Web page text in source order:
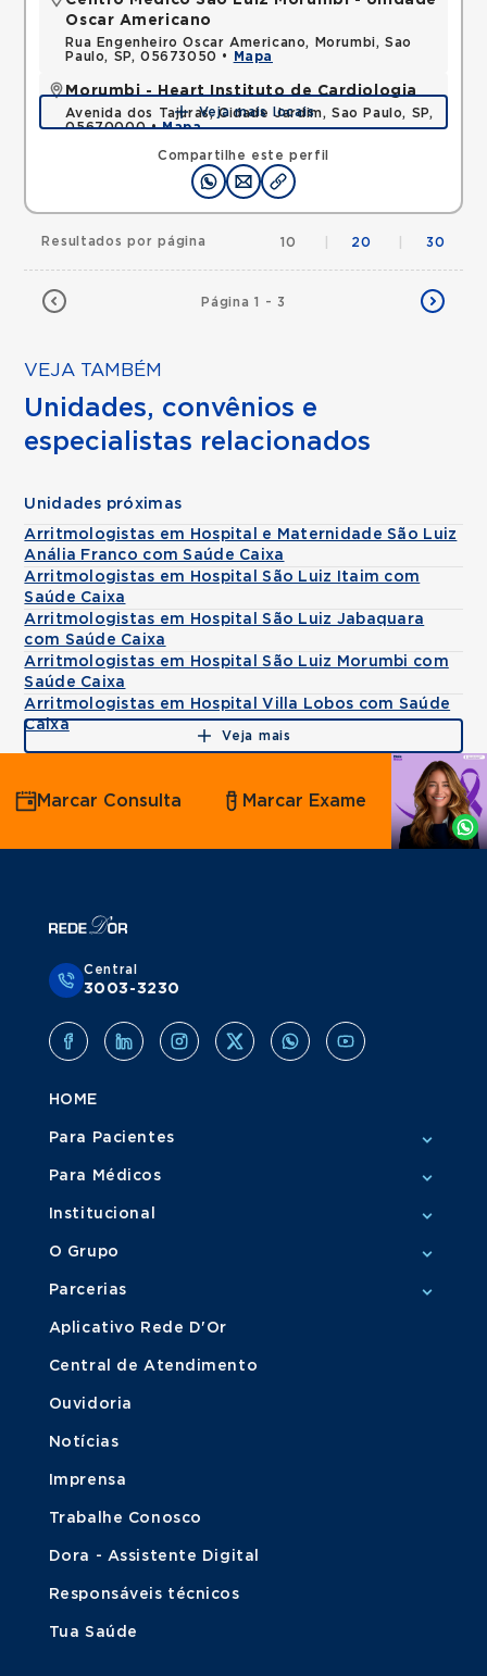
Compartilhe este perfil
Oscar Americano
Rua Engenheiro Oscar Americano, Morumbi, Sao
Paulo, SP, 05673050 •
Mapa
Morumbi - Heart Instituto de Cardiologia
Avenida dos Tajuras, Cidade Jardim, Sao Paulo, SP,
05670000 •Mapa
Veja mais locais
Página 1 - 3
Resultados por página 10 20 30
VEJA TAMBÉM
Unidades, convênios e
especialistas relacionados
Unidades próximas
Arritmologistas em Hospital e Maternidade São Luiz
Anália Franco com Saúde Caixa
Arritmologistas em Hospital São Luiz Itaim com
Saúde Caixa
Arritmologistas em Hospital São Luiz Jabaquara
com Saúde Caixa
Arritmologistas em Hospital São Luiz Morumbi com
Saúde Caixa
Arritmologistas em Hospital Villa Lobos com Saúde
Caixa
Veja mais
Agende
por
Whatsapp
Marcar Consulta Marcar Exame
Central
3003-3230
HOME
Para Pacientes
Para Médicos
Institucional
O Grupo
Parcerias
Aplicativo Rede D'Or
Central de Atendimento
Ouvidoria
Notícias
Imprensa
Trabalhe Conosco
Dora - Assistente Digital
Responsáveis técnicos
Tua Saúde